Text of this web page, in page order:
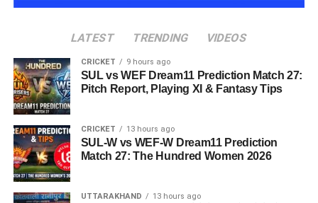
LATEST TRENDING VIDEOS
CRICKET 9 hours ago
SUL vs WEF Dream11 Prediction Match 27:
Pitch Report, Playing XI & Fantasy Tips
CRICKET 13 hours ago
SUL-W vs WEF-W Dream11 Prediction
Match 27: The Hundred Women 2026
UTTARAKHAND 13 hours ago